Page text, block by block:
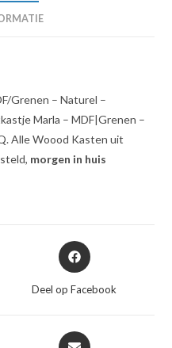
Grenen – Naturel –
Marla – MDF|Grenen –
Alle Woood Kasten uit
morgen in huis
Opent
in
nieuw
Deel op Facebook
Opent